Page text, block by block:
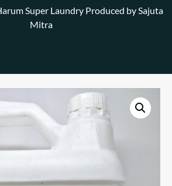
Super Laundry Produced by Sajuta
Mitra